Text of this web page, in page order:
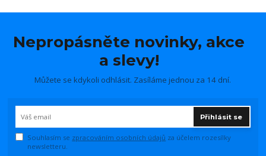
Nepropásněte novinky, akce
a slevy!
Můžete se kdykoli odhlásit. Zasíláme jednou za 14 dní.
Přihlásit se
Souhlasím se zpracováním osobních údajů za účelem rozesílky
newsletteru.